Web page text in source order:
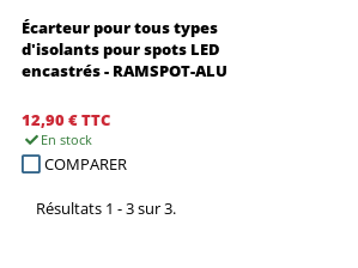
Écarteur pour tous types
d'isolants pour spots LED
encastrés - RAMSPOT-ALU
12,90 €TTC
En stock
COMPARER
Résultats 1 - 3 sur 3.